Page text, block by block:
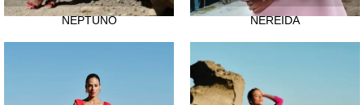
NEPTUNO NEREIDA